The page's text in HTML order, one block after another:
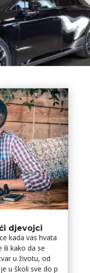
djevojci
kada vas hvata
ili kako da se
u životu, od
u školi sve do p